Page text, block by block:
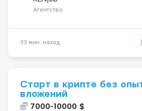
Агентство
33 мин. назад
Старт в крипте без
вложений
7000-10000 $